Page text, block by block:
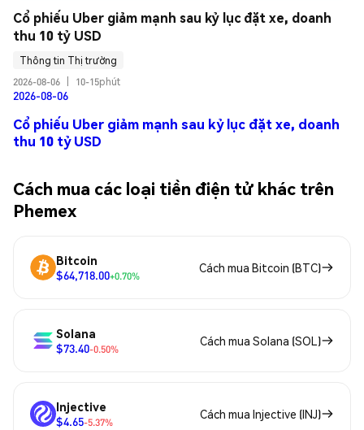
Cổ phiếu Uber giảm mạnh sau kỷ lục đặt xe, doanh
thu 10 tỷ USD
Thông tin Thị trường
2026-08-06
10-15phút
2026-08-06
Cổ phiếu Uber giảm mạnh sau kỷ lục đặt xe, doanh
thu 10 tỷ USD
Cách mua các loại tiền điện tử khác trên
Phemex
Bitcoin
$64,718.00+0.70%
Cách mua Bitcoin (BTC)
Solana
$73.40-0.50%
Cách mua Solana (SOL)
Injective
$4.65-5.37%
Cách mua Injective (INJ)